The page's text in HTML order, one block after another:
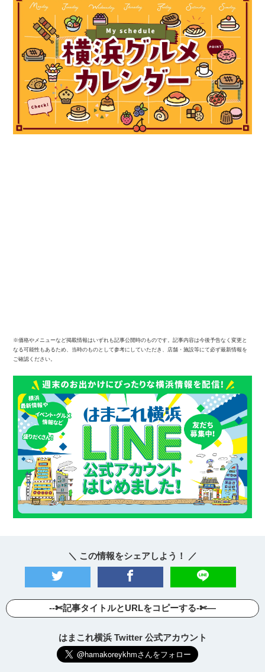
※価格やメニューなど掲載情報はいずれも記事公開時のものです。記事内容は今後予告なく変更と
なる可能性もあるため、当時のものとして参考にしていただき、店舗・施設等にて必ず最新情報を
ご確認ください。
＼ この情報をシェアしよう！ ／
--✄記事タイトルとURLをコピーする-✄—
はまこれ横浜 Twitter 公式アカウント